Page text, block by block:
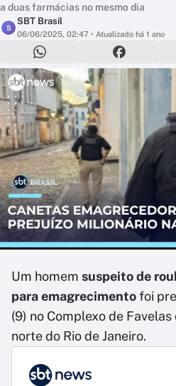
a duas farmácias no mesmo dia
S
SBT Brasil
06/06/2025, 02:47 • Atualizado há 1 ano
Um homem suspeito de
para emagrecimentofoi
(9) no Complexo de Favelas
norte do Rio de Janeiro.